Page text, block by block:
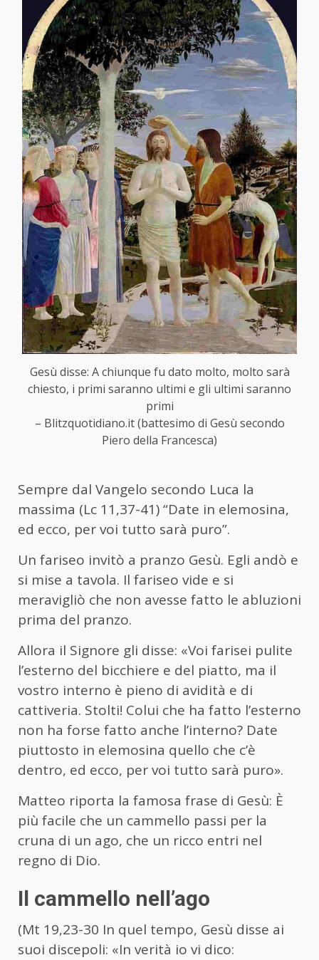
Gesù disse: A chiunque fu dato molto, molto sarà
chiesto, i primi saranno ultimi e gli ultimi saranno
primi
– Blitzquotidiano.it (battesimo di Gesù secondo
Piero della Francesca)
Sempre dal Vangelo secondo Luca la
massima (Lc 11,37-41) “Date in elemosina,
ed ecco, per voi tutto sarà puro”.
Un fariseo invitò a pranzo Gesù. Egli andò e
si mise a tavola. Il fariseo vide e si
meravigliò che non avesse fatto le abluzioni
prima del pranzo.
Allora il Signore gli disse: «Voi farisei pulite
l’esterno del bicchiere e del piatto, ma il
vostro interno è pieno di avidità e di
cattiveria. Stolti! Colui che ha fatto l’esterno
non ha forse fatto anche l’interno? Date
piuttosto in elemosina quello che c’è
dentro, ed ecco, per voi tutto sarà puro».
Matteo riporta la famosa frase di Gesù: È
più facile che un cammello passi per la
cruna di un ago, che un ricco entri nel
regno di Dio.
Il cammello nell’ago
(Mt 19,23-30 In quel tempo, Gesù disse ai
suoi discepoli: «In verità io vi dico: